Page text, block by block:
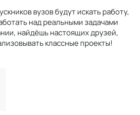
вузов будут искать работу,
над реальными задачами
найдёшь настоящих друзей,
классные проекты!